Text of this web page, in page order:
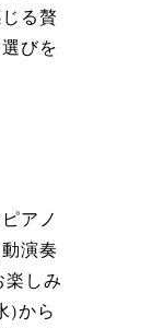
る贅
びを
アノ
演奏
楽しみ
)から